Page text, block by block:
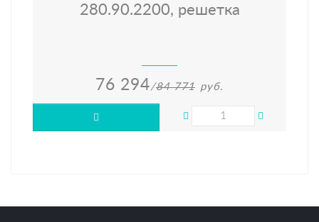
280.90.2200, решетка
76 294/84 771 руб.